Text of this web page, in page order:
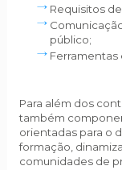
Requisitos
público;
Ferramentas
Para além dos
também
orientadas para o
formação,
comunidades de